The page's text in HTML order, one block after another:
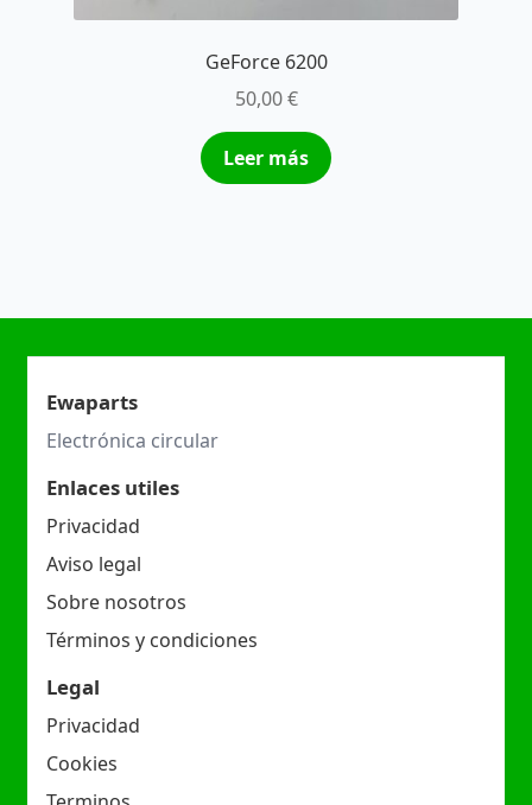
GeForce 6200
50,00€
Leer más
Ewaparts
Electrónica circular
Enlaces utiles
Privacidad
Aviso legal
Sobre nosotros
Términos y condiciones
Legal
Privacidad
Cookies